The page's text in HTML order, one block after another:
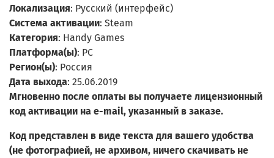
Локализация: Русский (интерфейс)
Система активации: Steam
Категория: Handy Games
Платформа(ы): PC
Регион(ы): Россия
Дата выхода: 25.06.2019
Мгновенно после оплаты вы получаете лицензионный
код активации на e-mail, указанный в заказе.
Код представлен в виде текста для вашего удобства
(не фотографией, не архивом, ничего скачивать не